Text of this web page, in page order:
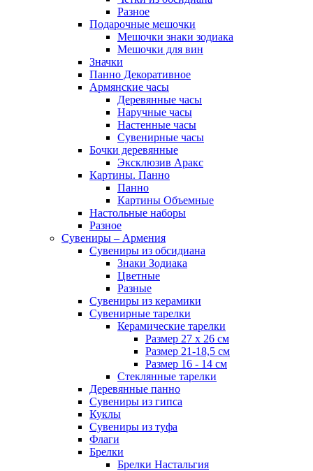
Разное
Подарочные мешочки
Мешочки знаки зодиака
Мешочки для вин
Значки
Панно Декоративное
Армянские часы
Деревянные часы
Наручные часы
Настенные часы
Сувенирные часы
Бочки деревянные
Эксклюзив Аракс
Картины. Панно
Панно
Картины Объемные
Настольные наборы
Разное
Сувениры – Армения
Сувениры из обсидиана
Знаки Зодиака
Цветные
Разные
Сувениры из керамики
Сувенирные тарелки
Керамические тарелки
Размер 27 х 26 см
Размер 21-18,5 см
Размер 16 - 14 см
Стеклянные тарелки
Деревянные панно
Сувениры из гипса
Куклы
Сувениры из туфа
Флаги
Брелки
Брелки Настальгия